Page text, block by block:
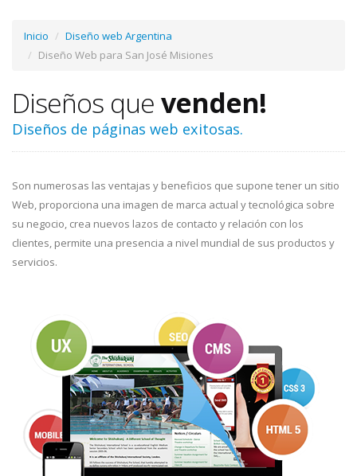
Inicio
Diseño web Argentina
Diseño Web para San José Misiones
Diseños quevenden!
Diseños de páginas web exitosas.
Son numerosas las ventajas y beneficios que supone tener un sitio
Web, proporciona una imagen de marca actual y tecnológica sobre
su negocio, crea nuevos lazos de contacto y relación con los
clientes, permite una presencia a nivel mundial de sus productos y
servicios.